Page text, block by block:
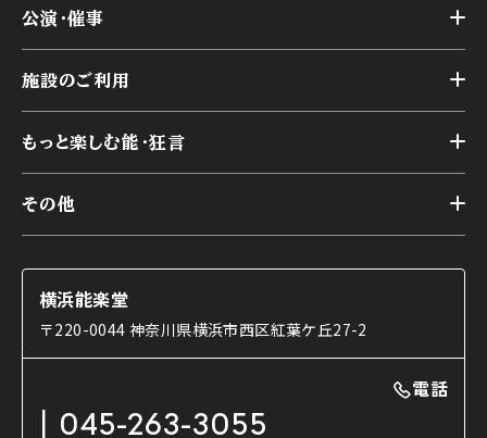
横浜能楽堂が取り組んだ事業
能舞台の歴史と特徴
様々なお客様に向けて
本舞台座席
交通アクセス
公演・催事
アーカイブ
施設のご利用
第二舞台
研修室
楽屋
ご利用の流れ
利用料金表
もっと楽しむ能・狂言
能舞台と演じ手
使用する道具
能・狂言の曲目説明
日本の古典芸能
その他
コラム
OTABISHO
チケット購入方法
横浜能楽堂
〒220-0044 神奈川県横浜市西区紅葉ケ丘27-2
電話
045-263-3055